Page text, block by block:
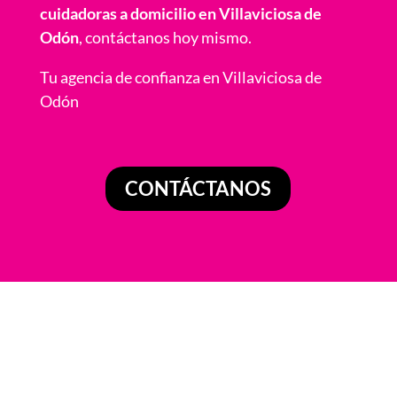
cuidadoras a domicilio en Villaviciosa de
Odón, contáctanos hoy mismo.
Tu agencia de confianza en Villaviciosa de
Odón
CONTÁCTANOS